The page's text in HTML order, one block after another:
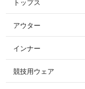
すべてのキュロット
フルグリップ・尻革
ニーグリップ・膝革
トップス
すべてのトップス
ポロシャツ
カットソー・Tシャ
アウター
すべてのアウター
コート
インナー
競技用ウェア